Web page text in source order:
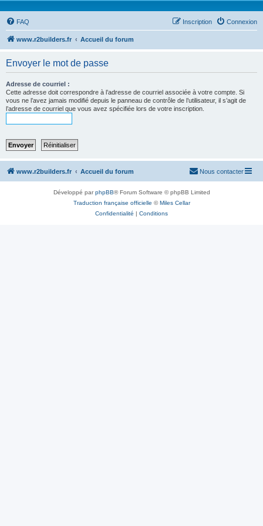
FAQ Connexion
Inscription
www.r2builders.fr Accueil du forum
Envoyer le mot de passe
Adresse de courriel :
Cette adresse doit correspondre à l’adresse de courriel associée à votre compte. Si
vous ne l’avez jamais modifié depuis le panneau de contrôle de l’utilisateur, il s’agit de
l’adresse de courriel que vous avez spécifiée lors de votre inscription.
www.r2builders.fr Accueil du forum Nous contacter
Développé parphpBB® Forum Software © phpBB Limited
Traduction française officielle ©Miles Cellar
Confidentialité | Conditions